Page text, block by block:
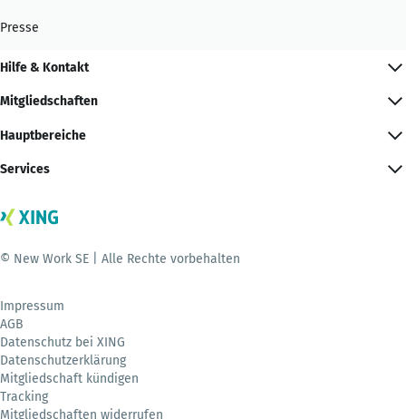
Presse
Hilfe & Kontakt
Mitgliedschaften
Hauptbereiche
Services
© New Work SE | Alle Rechte vorbehalten
Impressum
AGB
Datenschutz bei XING
Datenschutzerklärung
Mitgliedschaft kündigen
Tracking
Mitgliedschaften widerrufen